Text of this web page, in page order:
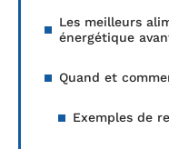
Les meilleurs
énergétique
Quand et
Exemples de